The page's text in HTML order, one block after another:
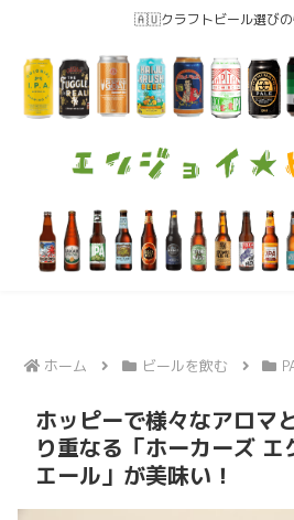
🇦🇺クラフトビール選びの
ホーム ビールを飲む
ホッピーで様々なアロマ
り重なる「ホーカーズ エ
エール」が美味い！